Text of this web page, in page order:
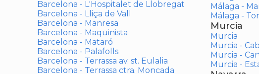
Barcelona - L'Hospitalet de Llobregat
Barcelona - Lliça de Vall
Barcelona - Manresa
Barcelona - Maquinista
Barcelona - Mataró
Barcelona - Palafolls
Barcelona - Terrassa av. st. Eulalia
Barcelona - Terrassa ctra. Moncada
Málaga -
Málaga -
Murcia
Murcia
Murcia -
Murcia -
Murcia -